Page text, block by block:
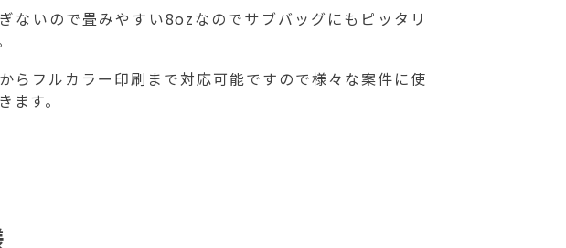
ないので畳みやすい8ozなのでサブバッグにもピッタリ
らフルカラー印刷まで対応可能ですので様々な案件に使
ます。